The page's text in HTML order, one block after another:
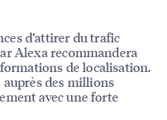
d’attirer du trafic
Alexa recommandera
de localisation.
des millions
avec une forte